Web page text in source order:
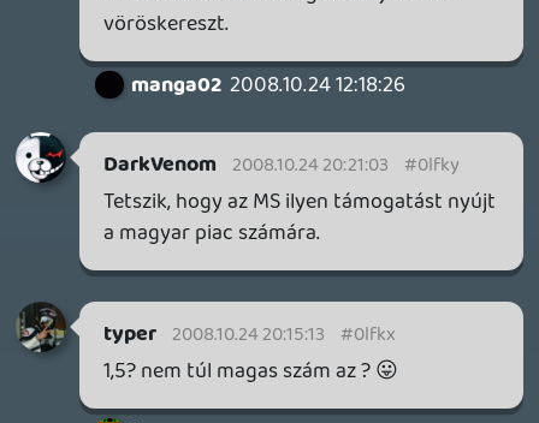
Vagy a válasz a 'Természetesen az
eladások és az idő'? És akkor kár is volt
ennyit gépelnem.. 🙂
Kolombusz 2008.10.24 13:47:10 #0lfkp
Mondjuk fasza konzol mellé fasza csávó
kell, ez így van rendjén. 😃
Doom
Óó én már mióta fontolgatom.. már előre
kiver a víz, mennyi játékot kell bepótolnom